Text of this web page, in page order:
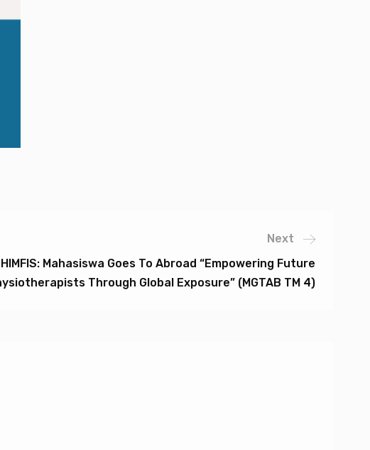
Next
HIMFIS: Mahasiswa Goes To Abroad “Empowering Future
Through Global Exposure” (MGTAB TM 4)